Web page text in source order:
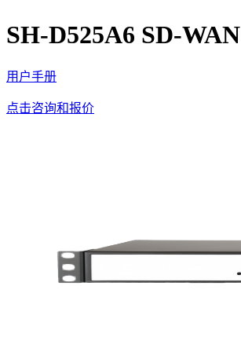
SH-D525A6 SD-WAN
用户手册
点击咨询和报价